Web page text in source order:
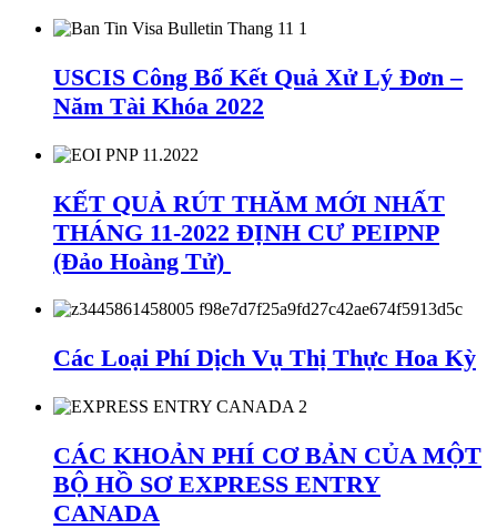
USCIS Công Bố Kết Quả Xử Lý Đơn –
Năm Tài Khóa 2022
KẾT QUẢ RÚT THĂM MỚI NHẤT
THÁNG 11-2022 ĐỊNH CƯ PEIPNP
(Đảo Hoàng Tử)
Các Loại Phí Dịch Vụ Thị Thực Hoa Kỳ
CÁC KHOẢN PHÍ CƠ BẢN CỦA MỘT
BỘ HỒ SƠ EXPRESS ENTRY
CANADA